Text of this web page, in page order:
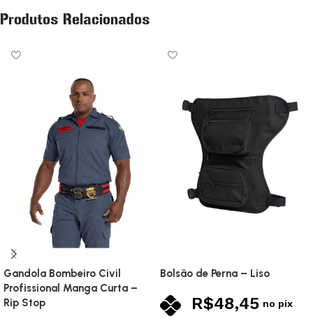
Produtos Relacionados
Gandola Bombeiro Civil
Profissional Manga Curta –
Rip Stop
Bolsão de Perna – Liso
R$48,45 no pix